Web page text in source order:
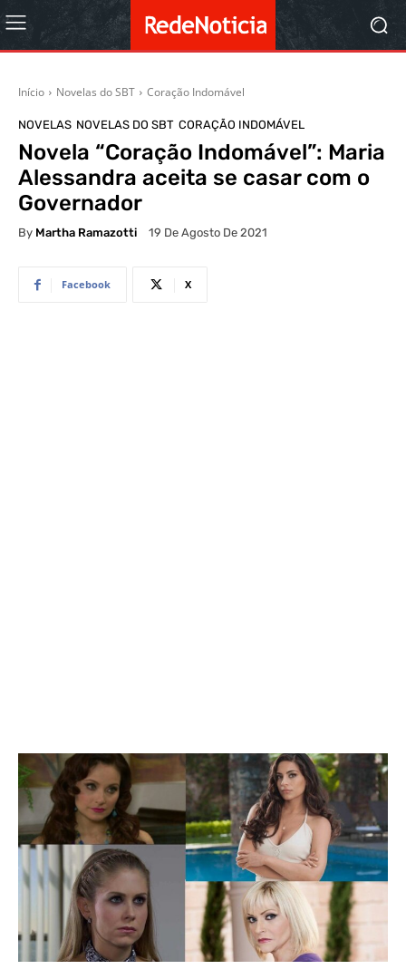
Início Novelas do SBT Coração Indomável
NOVELAS NOVELAS DO SBT CORAÇÃO INDOMÁVEL
Novela “Coração Indomável”: Maria
Alessandra aceita se casar com o
Governador
By Martha Ramazotti 19 De Agosto De 2021
Facebook X